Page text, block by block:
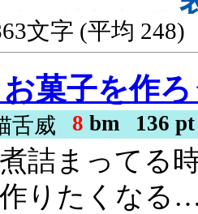
ージとして
８０年代の
は 伊藤銀
アングルメ
柴田まゆみ
)┌ ✡田中康
文字 (平均 248)
菓子を作
舌威 8 bm 136 pt
まってる時
りたくな